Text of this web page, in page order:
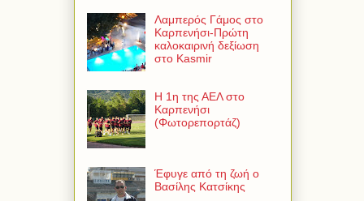
Λαμπερός Γάμος στο
Καρπενήσι-Πρώτη
καλοκαιρινή δεξίωση
στο Kasmir
Η 1η της ΑΕΛ στο
Καρπενήσι
(Φωτορεπορτάζ)
Έφυγε από τη ζωή ο
Βασίλης Κατσίκης